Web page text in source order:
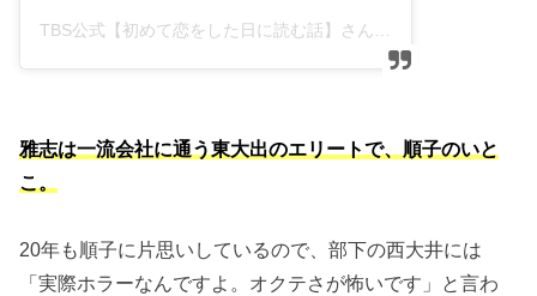
TBS公式【初めて恋をした日に読む話】さん(@hajikoi_tbs)がシェアした投稿
雅志は一流会社に通う東大出のエリートで、順子のいと
こ。
20年も順子に片思いしているので、部下の西大井には
「実際ホラーなんですよ。オクテさが怖いです」と言わ